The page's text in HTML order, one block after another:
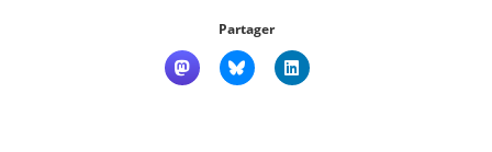
Qui sommes nous ?
Partager